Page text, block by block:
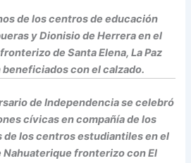
de los centros de educación
y Dionisio de Herrera en el
de Santa Elena, La Paz
con el calzado.
de Independencia se celebró
cívicas en compañía de los
de los centros estudiantiles en el
Nahuaterique fronterizo con El